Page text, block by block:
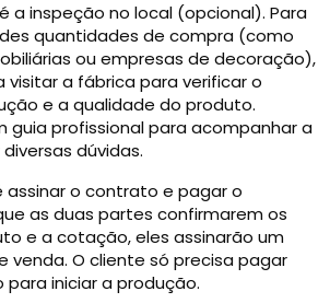
a inspeção no local (opcional). Para
quantidades de compra (como
ou empresas de decoração),
visitar a fábrica para verificar o
e a qualidade do produto.
guia profissional para acompanhar a
dúvidas.
assinar o contrato e pagar o
as duas partes confirmarem os
e a cotação, eles assinarão um
venda. O cliente só precisa pagar
para iniciar a produção.